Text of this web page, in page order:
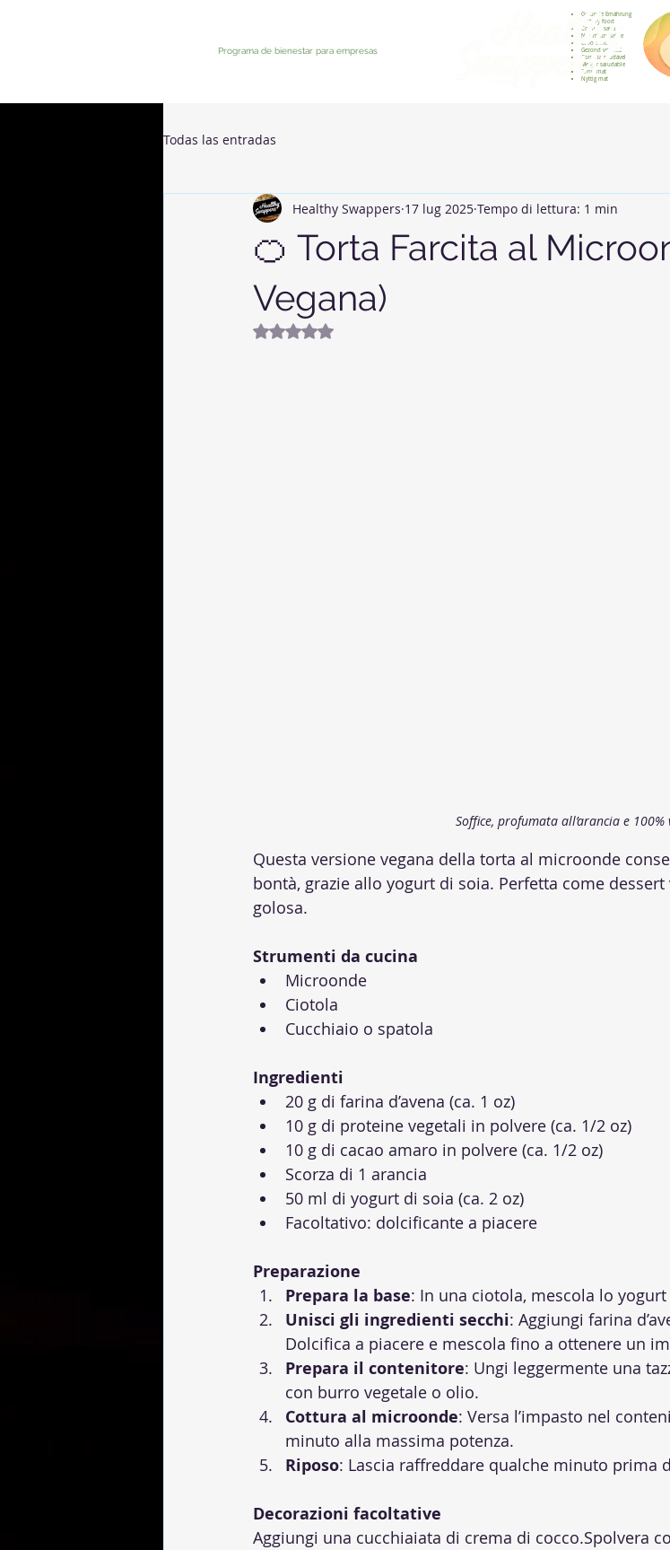
Programa de bienestar para empresas
Gesunde Ernährung
Healthy food
Comida sana
Nourriture saine
Cibo sano
Gezond voedsel
Comida saudável
Menjar saludable
Sunn mat
Nyttig mat
Todas las entradas
🍊 Torta Farcita al
Vegana)
Healthy Swappers 17 lug 2025 Tempo di lettura: 1 min
Valutazione NaN stelle su 5.
Soffice, profumata all’arancia e 100%
Questa versione vegana della torta al microonde
bontà, grazie allo yogurt di soia. Perfetta come
golosa.
Strumenti da cucina
Microonde
Ciotola
Cucchiaio o spatola
Ingredienti
20 g di farina d’avena (ca. 1 oz)
10 g di proteine vegetali in polvere (ca. 1/2 oz)
10 g di cacao amaro in polvere (ca. 1/2 oz)
Scorza di 1 arancia
50 ml di yogurt di soia (ca. 2 oz)
Facoltativo: dolcificante a piacere
Preparazione
Prepara la base: In una ciotola, mescola lo
Unisci gli ingredienti secchi: Aggiungi farina
Dolcifica a piacere e mescola fino a ottenere un
Prepara il contenitore: Ungi leggermente una
con burro vegetale o olio.
Cottura al microonde: Versa l’impasto nel
minuto alla massima potenza.
Riposo: Lascia raffreddare qualche minuto prima
Decorazioni facoltative
Aggiungi una cucchiaiata di crema di cocco.Spolvera